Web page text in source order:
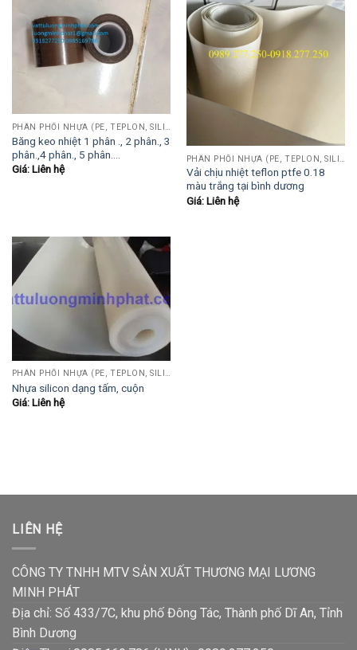
Băng keo nhiệt 1 phân ., 2 phân., 3
phân.,4 phân., 5 phân….
Giá: Liên hệ
Vải chịu nhiệt teflon ptfe 0.18
màu trắng tại bình dương
Giá: Liên hệ
PHÂN PHỐI NHỰA (PE, TEPLON, SILICON, PHÍP CÁCH ĐIỆN, POM...)
Nhựa silicon dạng tấm, cuộn
Giá: Liên hệ
LIÊN HỆ
CÔNG TY TNHH MTV SẢN XUẤT THƯƠNG MẠI LƯƠNG
MINH PHÁT
Địa chỉ: Số 433/7C, khu phố Đông Tác, Thành phố Dĩ An, Tỉnh
Bình Dương